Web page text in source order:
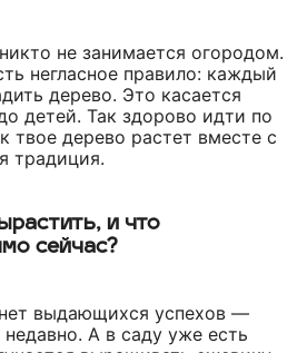
не занимается огородом.
негласное правило: каждый
дерево. Это касается
детей. Так здорово идти по
твое дерево растет вместе с
традиция.
и что
сейчас?
выдающихся успехов —
недавно. А в саду уже есть